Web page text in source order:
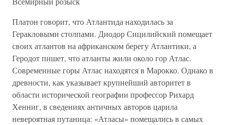
Платон говорит, что Атлантида находилась за
Геракловыми столпами. Диодор Сицилийский помещает
своих атлантов на африканском берегу Атлантики, а
Геродот пишет, что атланты жили около гор Атлас.
Современные горы Атлас находятся в Марокко. Однако в
древности, как указывает крупнейший авторитет в
области исторической географии профессор Рихард
Хенниг, в сведениях античных авторов царила
невероятная путаница: «Атласы» помещались в самых